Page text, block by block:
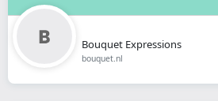
Bouquet Expressions
bouquet.nl